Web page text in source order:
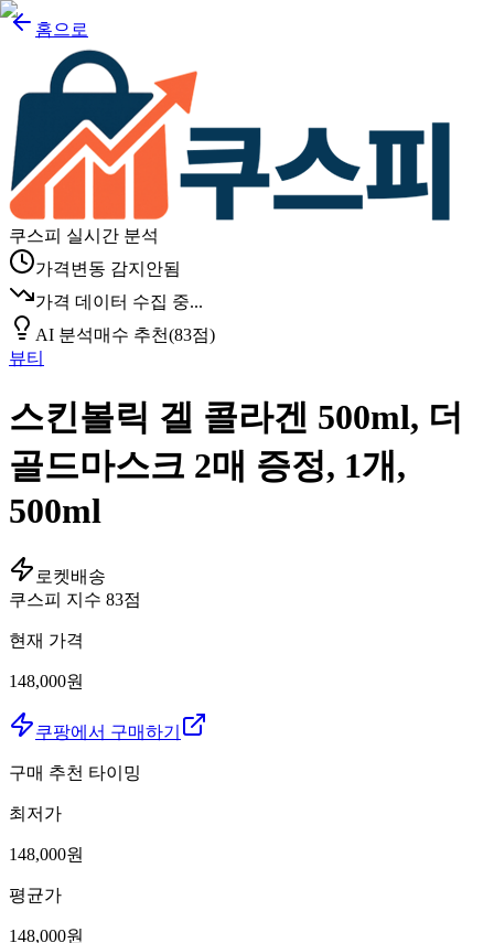
홈으로
쿠스피 실시간 분석
가격변동 감지안됨
가격 데이터 수집 중...
AI 분석매수 추천(83점)
뷰티
스킨볼릭 겔 콜라겐 500ml, 더
골드마스크 2매 증정, 1개,
500ml
로켓배송
쿠스피 지수 83점
현재 가격
148,000원
쿠팡에서 구매하기
구매 추천 타이밍
최저가
148,000원
평균가
148,000원